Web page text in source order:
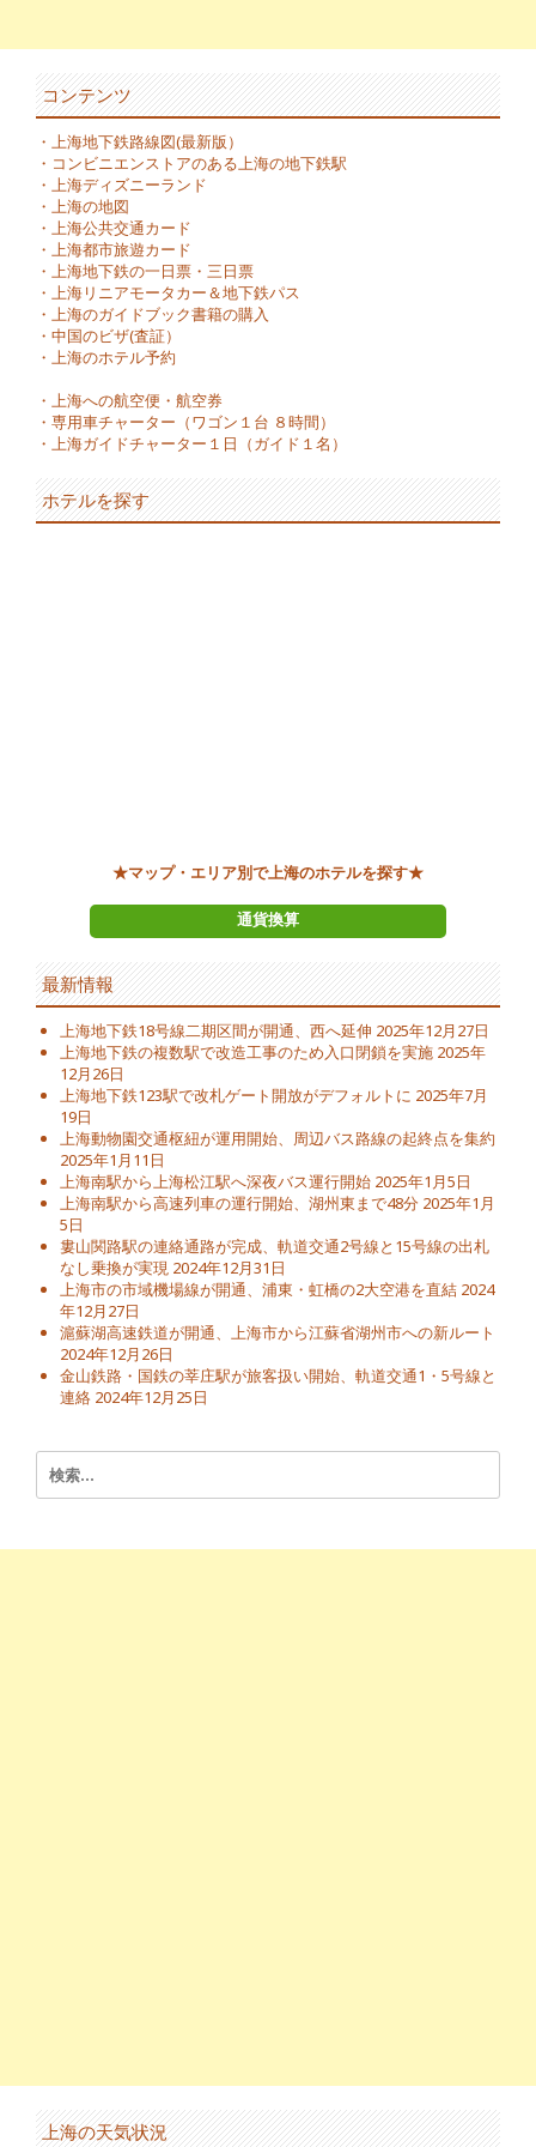
コンテンツ
・ 上海地下鉄路線図(最新版）
・ コンビニエンストアのある上海の地下鉄駅
・ 上海ディズニーランド
・ 上海の地図
・ 上海公共交通カード
・ 上海都市旅遊カード
・ 上海地下鉄の一日票・三日票
・ 上海リニアモータカー＆地下鉄パス
・ 上海のガイドブック書籍の購入
・ 中国のビザ(査証）
・ 上海のホテル予約
・ 上海への航空便・航空券
・ 専用車チャーター（ワゴン１台 ８時間）
・ 上海ガイドチャーター１日（ガイド１名）
ホテルを探す
★マップ・エリア別で上海のホテルを探す★
通貨換算
最新情報
上海地下鉄18号線二期区間が開通、西へ延伸 2025年12月27日
上海地下鉄の複数駅で改造工事のため入口閉鎖を実施 2025年
12月26日
上海地下鉄123駅で改札ゲート開放がデフォルトに 2025年7月
19日
上海動物園交通枢紐が運用開始、周辺バス路線の起終点を集約
2025年1月11日
上海南駅から上海松江駅へ深夜バス運行開始 2025年1月5日
上海南駅から高速列車の運行開始、湖州東まで48分 2025年1月
5日
婁山関路駅の連絡通路が完成、軌道交通2号線と15号線の出札
なし乗換が実現 2024年12月31日
上海市の市域機場線が開通、浦東・虹橋の2大空港を直結 2024
年12月27日
滬蘇湖高速鉄道が開通、上海市から江蘇省湖州市への新ルート
2024年12月26日
金山鉄路・国鉄の莘庄駅が旅客扱い開始、軌道交通1・5号線と
連絡 2024年12月25日
検
索:
上海の天気状況